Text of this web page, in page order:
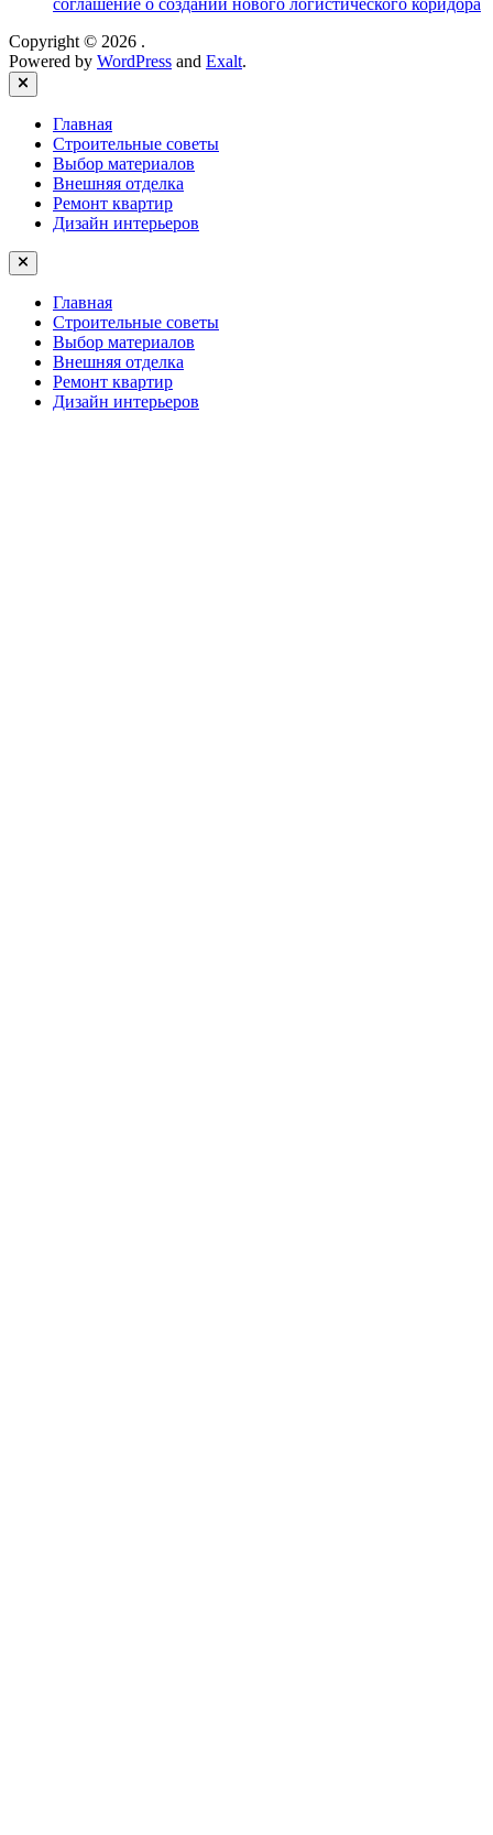
соглашение о создании нового логистического коридора
Copyright © 2026 .
Powered by WordPress and Exalt.
Close
Главная
Строительные советы
Выбор материалов
Внешняя отделка
Ремонт квартир
Дизайн интерьеров
Главная
Строительные советы
Выбор материалов
Внешняя отделка
Ремонт квартир
Дизайн интерьеров